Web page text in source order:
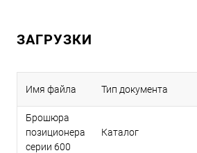
ЗАГРУЗКИ
Имя файла Тип документа
Брошюра
позиционера
серии 600
Каталог